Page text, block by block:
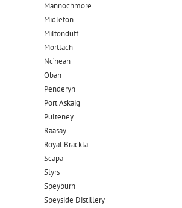
Mannochmore
Midleton
Miltonduff
Mortlach
Nc’nean
Oban
Penderyn
Port Askaig
Pulteney
Raasay
Royal Brackla
Scapa
Slyrs
Speyburn
Speyside Distillery